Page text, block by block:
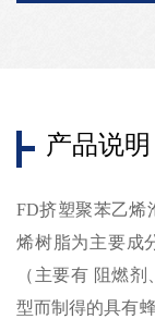
产品说明
FD挤塑聚苯乙烯
烯树脂为主要成
（主要有 阻燃
型而制得的具有